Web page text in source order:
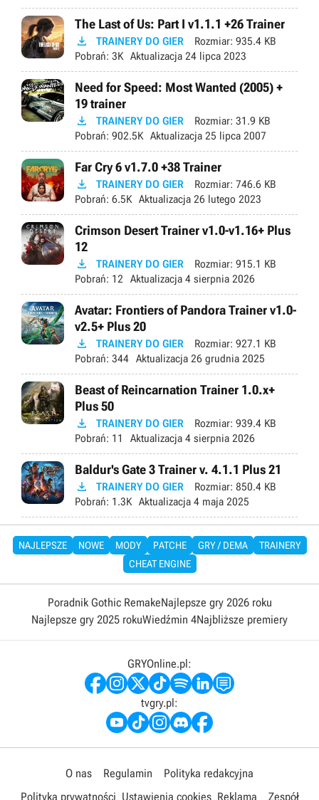
The Last of Us: Part I v1.1.1 +26 Trainer
 TRAINERY DO GIER Rozmiar: 935.4 KB
Pobrań: 3K Aktualizacja 24 lipca 2023
Need for Speed: Most Wanted (2005) +
19 trainer
 TRAINERY DO GIER Rozmiar: 31.9 KB
Pobrań: 902.5K Aktualizacja 25 lipca 2007
Far Cry 6 v1.7.0 +38 Trainer
 TRAINERY DO GIER Rozmiar: 746.6 KB
Pobrań: 6.5K Aktualizacja 26 lutego 2023
Crimson Desert Trainer v1.0-v1.16+ Plus
12
 TRAINERY DO GIER Rozmiar: 915.1 KB
Pobrań: 12 Aktualizacja 4 sierpnia 2026
Avatar: Frontiers of Pandora Trainer v1.0-
v2.5+ Plus 20
 TRAINERY DO GIER Rozmiar: 927.1 KB
Pobrań: 344 Aktualizacja 26 grudnia 2025
Beast of Reincarnation Trainer 1.0.x+
Plus 50
 TRAINERY DO GIER Rozmiar: 939.4 KB
Pobrań: 11 Aktualizacja 4 sierpnia 2026
Baldur's Gate 3 Trainer v. 4.1.1 Plus 21
 TRAINERY DO GIER Rozmiar: 850.4 KB
Pobrań: 1.3K Aktualizacja 4 maja 2025
NAJLEPSZE NOWE MODY PATCHE GRY / DEMA
TRAINERY
CHEAT ENGINE
Poradnik Gothic RemakeNajlepsze gry 2026 roku
Najlepsze gry 2025 rokuWiedźmin 4Najbliższe premiery
GRYOnline.pl:
tvgry.pl:
O nas Regulamin
Polityka redakcyjna
Polityka prywatności Ustawienia cookies Reklama Zespół